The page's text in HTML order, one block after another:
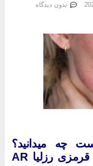
بدون دیدگاه
میدانید؟
معرفی کرم تخصصی ضد قرمزی رزلیا AR